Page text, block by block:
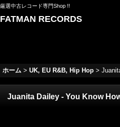
厳選中古レコード専門Shop !!
FATMAN RECORDS
ホーム > UK, EU R&B, Hip Hop >
Juanita Dailey - You Know